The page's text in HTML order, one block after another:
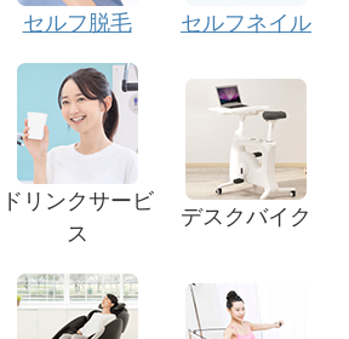
セルフ脱毛 セルフネイル
ドリンクサービ
ス
デスクバイク